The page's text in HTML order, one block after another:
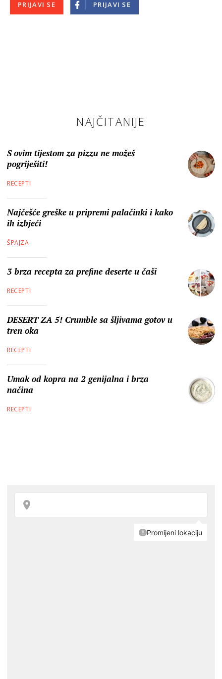
PRIJAVI SE PRIJAVI SE
NAJČITANIJE
S ovim tijestom za pizzu ne možeš
pogriješiti!
RECEPTI
Najčešće greške u pripremi palačinki i kako
ih izbjeći
ŠPAJZA
3 brza recepta za prefine deserte u čaši
RECEPTI
DESERT ZA 5! Crumble sa šljivama gotov u
tren oka
RECEPTI
Umak od kopra na 2 genijalna i brza
načina
RECEPTI